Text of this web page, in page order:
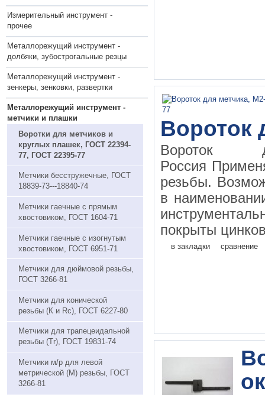
Измерительный инструмент -
прочее
Металлорежущий инструмент -
долбяки, зубострогальные резцы
Металлорежущий инструмент -
зенкеры, зенковки, развертки
Металлорежущий инструмент -
метчики и плашки
Воротки для метчиков и
круглых плашек, ГОСТ 22394-
77, ГОСТ 22395-77
Метчики бесстружечные, ГОСТ
18839-73---18840-74
Метчики гaечные с прямым
хвостовиком, ГОСТ 1604-71
Метчики гаечные с изогнутым
хвостовиком, ГОСТ 6951-71
Метчики для дюймовой резьбы,
ГОСТ 3266-81
Метчики для конической
резьбы (К и Rc), ГОСТ 6227-80
Метчики для трапецеидальной
резьбы (Tr), ГОСТ 19831-74
Метчики м/р для левой
метрической (М) резьбы, ГОСТ
3266-81
Вороток
Вороток
Россия
резьбы.
в
покрыты
в закладки сравнение